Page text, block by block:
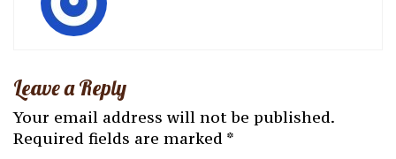
Leave a Reply
Your email address will not be published.
Required fields are marked *